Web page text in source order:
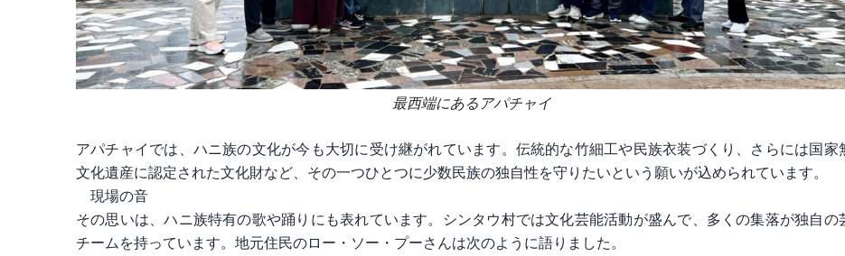
最西端にあるアパチャイ
アパチャイでは、ハニ族の文化が今も大切に受け継がれています。伝統的な竹細工や民族衣装づくり、さらには国家
文化遺産に認定された文化財など、その一つひとつに少数民族の独自性を守りたいという願いが込められています。
現場の音
その思いは、ハニ族特有の歌や踊りにも表れています。シンタウ村では文化芸能活動が盛んで、多くの集落が独自の
チームを持っています。地元住民のロー・ソー・プーさんは次のように語りました。